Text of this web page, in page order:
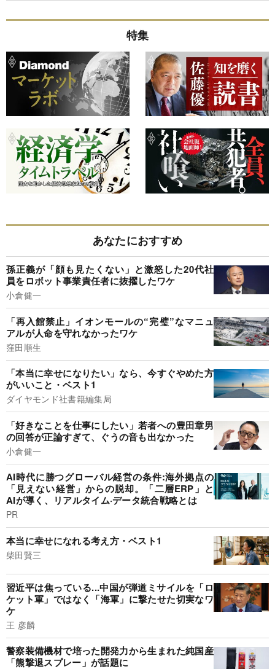
特集
あなたにおすすめ
孫正義が「顔も見たくない」と激怒した20代社
員をロボット事業責任者に抜擢したワケ
小倉健一
「再入館禁止」イオンモールの“完璧”なマニュ
アルが人命を守れなかったワケ
窪田順生
「本当に幸せになりたい」なら、今すぐやめた方
がいいこと・ベスト1
ダイヤモンド社書籍編集局
「好きなことを仕事にしたい」若者への豊田章男
の回答が正論すぎて、ぐうの音も出なかった
小倉健一
AI時代に勝つグローバル経営の条件:海外拠点の
「見えない経営」からの脱却。「二層ERP」と
AIが導く、リアルタイム·データ統合戦略とは
PR
本当に幸せになれる考え方・ベスト1
柴田賢三
習近平は焦っている...中国が弾道ミサイルを「ロ
ケット軍」ではなく「海軍」に撃たせた切実なワ
ケ
王 彦麟
警察装備機材で培った開発力から生まれた純国産
「熊撃退スプレー」が話題に